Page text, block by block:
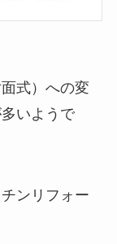
式）への変
いようで
ンリフォー